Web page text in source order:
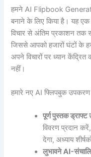
हमने AI Flipbook
बनाने के लिए किया है। यह
विचार से अंतिम प्रकाशन तक
जिससे आपको हजारों घंटों के
अपने विचारों पर ध्यान
नहीं।
हमारे नए AI फ्लिपबुक
पूर्ण पुस्तक ड्राफ्ट
विवरण प्रदान
देगा, अध्याय
लुभावने AI-